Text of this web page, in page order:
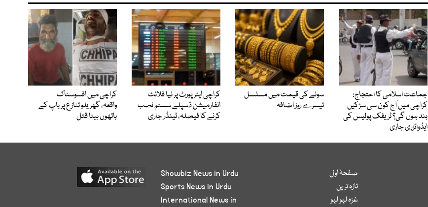
جماعت اسلامی کا احتجاج:
کراچی میں آج کون سی سڑکیں
بند ہوں گی؟ ٹریفک پولیس کی
ایڈوائزری جاری
سونے کی قیمت میں مسلسل
تیسرے روز اضافہ
کراچی ایئرپورٹ پر نیا فلائٹ
انفارمیشن ڈسپلے سسٹم نصب
کرنے کا فیصلہ، ٹینڈر جاری
کراچی میں افسوسناک
واقعہ، گھریلو تنازع پر باپ کے
ہاتھوں بیٹا قتل
صفحۂ اول
تازہ ترین
غزہ لہو لہو
Showbiz News in Urdu
Sports News in Urdu
International News in